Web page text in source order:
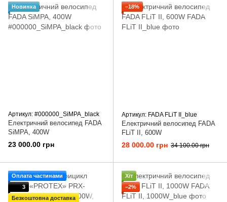
Новинка
Артикул: #000000_SiMPA_black
Електричний велосипед FADA
SiMPA, 400W
23 000.00 грн
−18%
Артикул: FADA FLiT II_blue
Електричний велосипед FADA
FLiT II, 600W
28 000.00 грн 34 100.00 грн
Оплата частинами
3
Безкоштовна доставка
Хіт
−2%